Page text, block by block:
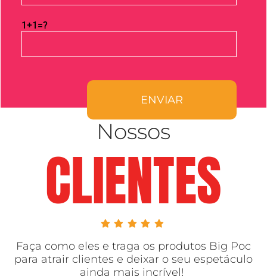
1+1=?
Nossos
CLIENTES
Faça como eles e traga os produtos Big Poc
para atrair clientes e deixar o seu espetáculo
ainda mais incrível!